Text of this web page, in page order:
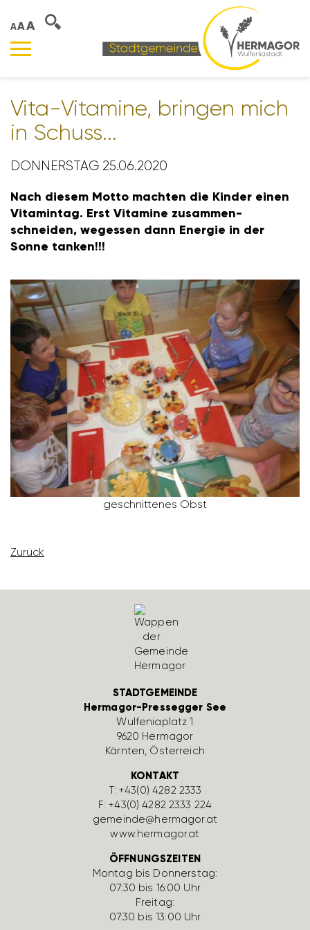
AAA
Vita-Vitamine, bringen mich
in Schuss...
DONNERSTAG 25.06.2020
Nach diesem Motto machten die Kinder einen
Vitamintag. Erst Vitamine zusam­men­
schneiden, wegessen dann Energie in der
Sonne tanken!!!
geschnit­tenes Obst
Zurück
STADTGEMEINDE
Hermagor-Pressegger See
Wulfe­nia­platz 1
9620 Hermagor
Kärnten, Öster­reich
KONTAKT
T:+43(0) 4282 2333
F: +43(0) 4282 2333 224
gemeinde@hermagor.at
www.hermagor.at
ÖFFNUNGSZEITEN
Montag bis Donnerstag:
07:30 bis 16:00 Uhr
Freitag:
07:30 bis 13:00 Uhr